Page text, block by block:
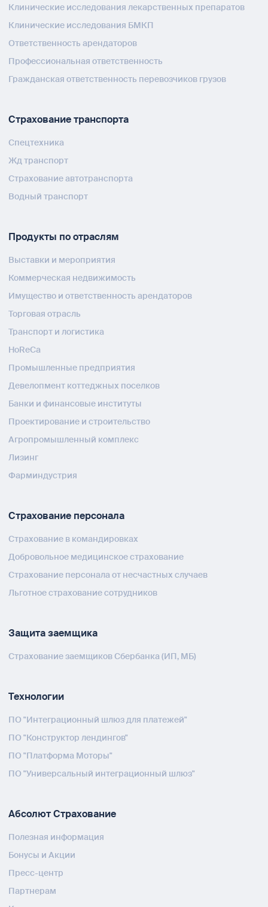
Клинические исследования лекарственных препаратов
Клинические исследования БМКП
Ответственность арендаторов
Профессиональная ответственность
Гражданская ответственность перевозчиков грузов
Страхование транспорта
Спецтехника
Жд транспорт
Страхование автотранспорта
Водный транспорт
Продукты по отраслям
Выставки и мероприятия
Коммерческая недвижимость
Имущество и ответственность арендаторов
Торговая отрасль
Транспорт и логистика
HoReCa
Промышленные предприятия
Девелопмент коттеджных поселков
Банки и финансовые институты
Проектирование и строительство
Агропромышленный комплекс
Лизинг
Фарминдустрия
Страхование персонала
Страхование в командировках
Добровольное медицинское страхование
Страхование персонала от несчастных случаев
Льготное страхование сотрудников
Защита заемщика
Страхование заемщиков Сбербанка (ИП, МБ)
Технологии
ПО "Интеграционный шлюз для платежей"
ПО "Конструктор лендингов"
ПО "Платформа Моторы"
ПО "Универсальный интеграционный шлюз"
Абсолют Страхование
Полезная информация
Бонусы и Акции
Пресс-центр
Партнерам